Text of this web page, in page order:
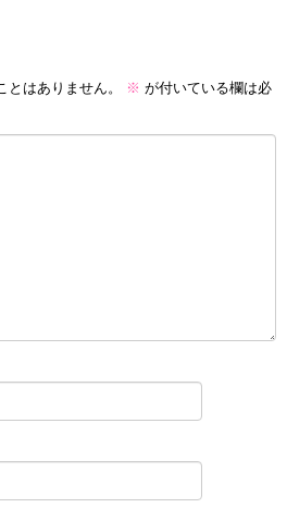
はありません。 ※ が付いている欄は必